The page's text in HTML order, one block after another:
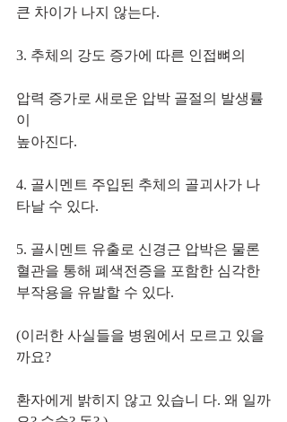
큰 차이가 나지 않는다.
3. 추체의 강도 증가에 따른 인접뼈의
압력 증가로 새로운 압박 골절의 발생률
이
높아진다.
4. 골시멘트 주입된 추체의 골괴사가 나
타날 수 있다.
5. 골시멘트 유출로 신경근 압박은 물론
혈관을 통해 폐색전증을 포함한 심각한
부작용을 유발할 수 있다.
(이러한 사실들을 병원에서 모르고 있을
까요?
환자에게 밝히지 않고 있습니 다. 왜 일까